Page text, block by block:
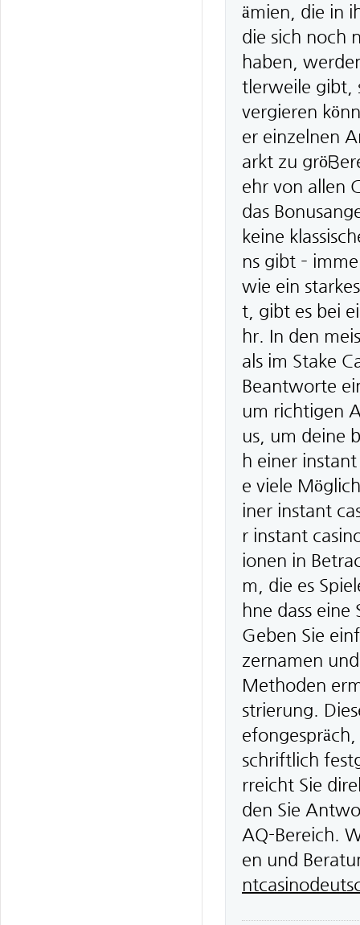
ämien, die in
die sich noch
haben,
tlerweile gibt,
vergieren
er einzelnen
arkt zu
ehr von allen
das
keine
ns gibt –
wie ein
t, gibt es bei
hr. In den
als im Stake
Beantworte
um richtigen
us, um deine
h einer
e viele
iner instant
r instant
ionen in
m, die es
hne dass
Geben Sie
zernamen
Methoden
strierung.
schriftlich
rreicht Sie
den Sie
AQ-Bereich.
en und